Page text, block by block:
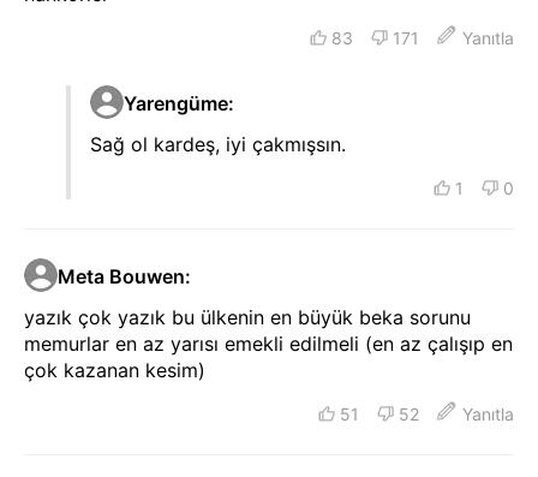
83 171 Yanıtla
Yarengüme:
Sağ ol kardeş, iyi çakmışsın.
1 0
Meta Bouwen:
yazık çok yazık bu ülkenin en büyük beka sorunu
memurlar en az yarısı emekli edilmeli (en az çalışıp en
çok kazanan kesim)
51 52 Yanıtla